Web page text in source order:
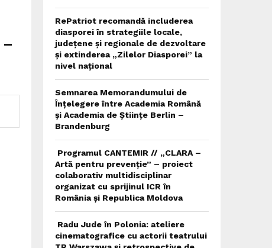
RePatriot recomandă includerea
diasporei în strategiile locale,
județene și regionale de dezvoltare
și extinderea „Zilelor Diasporei” la
nivel național
Semnarea Memorandumului de
Înțelegere între Academia Română
și Academia de Științe Berlin –
Brandenburg
Programul CANTEMIR // „CLARA –
Artă pentru prevenție” – proiect
colaborativ multidisciplinar
organizat cu sprijinul ICR în
România și Republica Moldova
Radu Jude în Polonia: ateliere
cinematografice cu actorii teatrului